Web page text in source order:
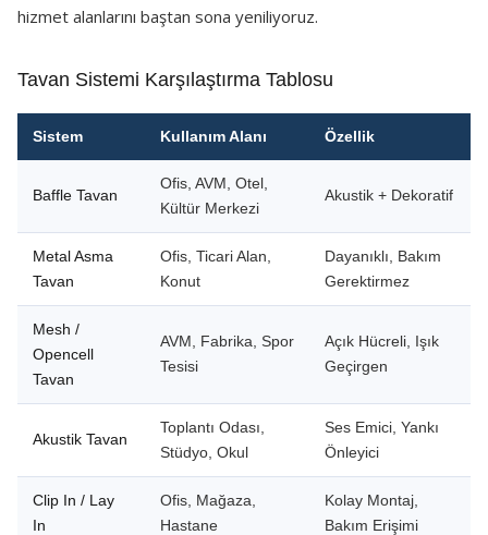
hizmet alanlarını baştan sona yeniliyoruz.
Tavan Sistemi Karşılaştırma Tablosu
Sistem Kullanım Alanı Özellik
Baffle Tavan
Ofis, AVM, Otel,
Kültür Merkezi
Akustik + Dekoratif
Metal Asma
Tavan
Ofis, Ticari Alan,
Konut
Dayanıklı, Bakım
Gerektirmez
Mesh /
Opencell
Tavan
AVM, Fabrika, Spor
Tesisi
Açık Hücreli, Işık
Geçirgen
Akustik Tavan
Toplantı Odası,
Stüdyo, Okul
Ses Emici, Yankı
Önleyici
Clip In / Lay
In
Ofis, Mağaza,
Hastane
Kolay Montaj,
Bakım Erişimi